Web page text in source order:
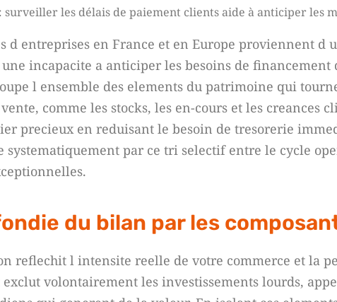
: surveiller les délais de paiement clients aide à anticiper les
d entreprises en France et en Europe proviennent d
incapacite a anticiper les besoins de
l ensemble des elements du patrimoine qui
comme les stocks, les en-cours et les creances
precieux en reduisant le besoin de tresorerie
par ce tri selectif entre le cycle
du bilan par les
reflechit l intensite reelle de votre commerce et la
volontairement les investissements lourds,